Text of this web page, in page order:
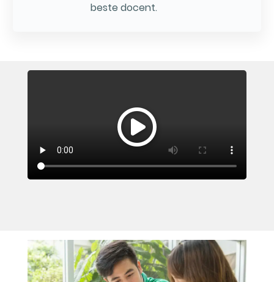
beste docent.